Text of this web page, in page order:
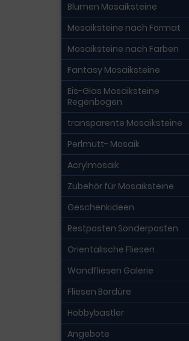
Blumen Mosaiksteine
Mosaiksteine nach Format
Mosaiksteine nach Farben
Fantasy Mosaiksteine
Eis-Glas Mosaiksteine
Regenbogen
transparente Mosaiksteine
Perlmutt- Mosaik
Acrylmosaik
Zubehör für Mosaiksteine
Geschenkideen
Restposten Sonderposten
Orientalische Fliesen
Wandfliesen Galerie
Fliesen Bordüre
Hobbybastler
Angebote